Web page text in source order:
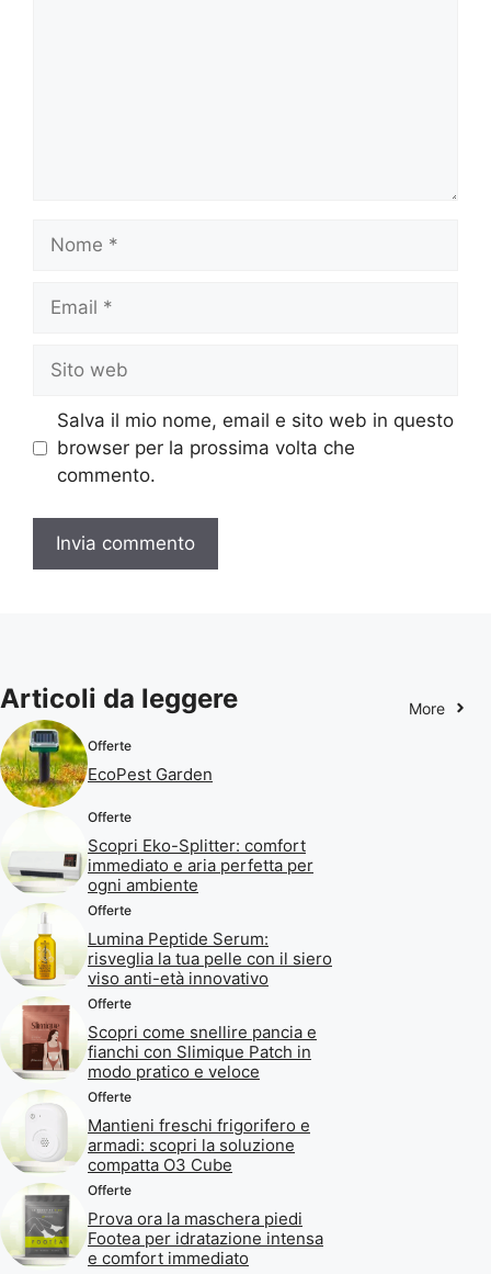
Nome
Email
Sito
web
Salva il mio nome, email e sito web in questo
browser per la prossima volta che
commento.
Articoli da leggere More
Offerte
EcoPest Garden
Offerte
Scopri Eko-Splitter: comfort
immediato e aria perfetta per
ogni ambiente
Offerte
Lumina Peptide Serum:
risveglia la tua pelle con il siero
viso anti-età innovativo
Offerte
Scopri come snellire pancia e
fianchi con Slimique Patch in
modo pratico e veloce
Offerte
Mantieni freschi frigorifero e
armadi: scopri la soluzione
compatta O3 Cube
Offerte
Prova ora la maschera piedi
Footea per idratazione intensa
e comfort immediato